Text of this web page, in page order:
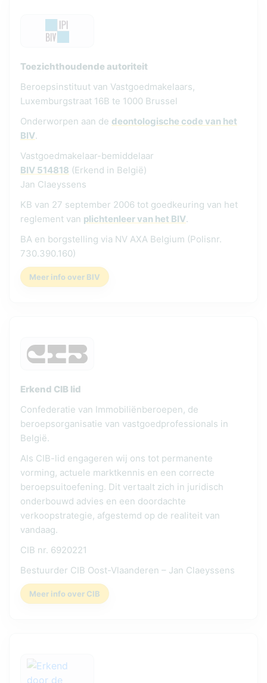
Toezichthoudende autoriteit
Beroepsinstituut van Vastgoedmakelaars,
Luxemburgstraat 16B te 1000 Brussel
Onderworpen aan de deontologische code van het
BIV.
Vastgoedmakelaar-bemiddelaar
BIV 514818 (Erkend in België)
Jan Claeyssens
KB van 27 september 2006 tot goedkeuring van het
reglement van plichtenleer van het BIV.
BA en borgstelling via NV AXA Belgium (Polisnr.
730.390.160)
Meer info over BIV
Erkend CIB lid
Confederatie van Immobiliënberoepen, de
beroepsorganisatie van vastgoedprofessionals in
België.
Als CIB-lid engageren wij ons tot permanente
vorming, actuele marktkennis en een correcte
beroepsuitoefening. Dit vertaalt zich in juridisch
onderbouwd advies en een doordachte
verkoopstrategie, afgestemd op de realiteit van
vandaag.
CIB nr. 6920221
Bestuurder CIB Oost-Vlaanderen – Jan Claeyssens
Meer info over CIB